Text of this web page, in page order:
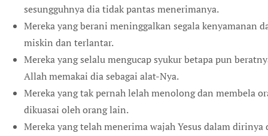
sesungguhnya dia tidak pantas menerimanya.
Mereka yang berani meninggalkan segala kenyamanan
miskin dan terlantar.
Mereka yang selalu mengucap syukur betapa pun
Allah memakai dia sebagai alat-Nya.
Mereka yang tak pernah lelah menolong dan membela
dikuasai oleh orang lain.
Mereka yang telah menerima wajah Yesus dalam